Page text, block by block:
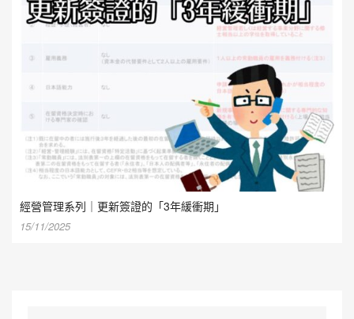
經營管理系列｜更新簽證的「3年緩衝期」
15/11/2025